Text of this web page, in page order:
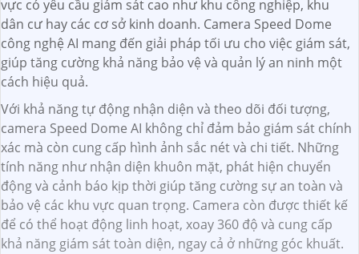
vực có yêu cầu giám sát cao như khu công nghiệp, khu
dân cư hay các cơ sở kinh doanh. Camera Speed Dome
công nghệ AI mang đến giải pháp tối ưu cho việc giám sát,
giúp tăng cường khả năng bảo vệ và quản lý an ninh một
cách hiệu quả.
Với khả năng tự động nhận diện và theo dõi đối tượng,
camera Speed Dome AI không chỉ đảm bảo giám sát chính
xác mà còn cung cấp hình ảnh sắc nét và chi tiết. Những
tính năng như nhận diện khuôn mặt, phát hiện chuyển
động và cảnh báo kịp thời giúp tăng cường sự an toàn và
bảo vệ các khu vực quan trọng. Camera còn được thiết kế
để có thể hoạt động linh hoạt, xoay 360 độ và cung cấp
khả năng giám sát toàn diện, ngay cả ở những góc khuất.